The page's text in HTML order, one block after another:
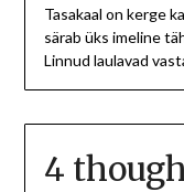
Tasakaal on kerge
särab üks imeline
Linnud laulavad
4